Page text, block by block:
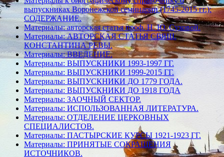
выпускниках Воронежской семинарии (1745-2015 гг.):
СОДЕРЖАНИЕ.
Материалы: авторская статья проф. Н. Ю. Суховой.
Материалы: АВТОРСКАЯ СТАТЬЯ СВЯЩ.
КОНСТАНТИНА РЕВЫ.
Материалы: ВВЕДЕНИЕ.
Материалы: ВЫПУСКНИКИ 1993-1997 ГГ.
Материалы: ВЫПУСКНИКИ 1999-2015 ГГ.
Материалы: ВЫПУСКНИКИ ДО 1779 ГОДА.
Материалы: ВЫПУСКНИКИ ДО 1918 ГОДА
Материалы: ЗАОЧНЫЙ СЕКТОР.
Материалы: ИСПОЛЬЗОВАННАЯ ЛИТЕРАТУРА.
Материалы: ОТДЕЛЕНИЕ ЦЕРКОВНЫХ
СПЕЦИАЛИСТОВ.
Материалы: ПАСТЫРСКИЕ КУРСЫ 1921-1923 ГГ.
Материалы: ПРИНЯТЫЕ СОКРАЩЕНИЯ
ИСТОЧНИКОВ.